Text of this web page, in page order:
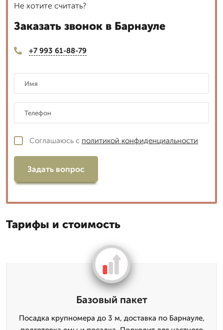
Не хотите считать?
Заказать звонок в Барнауле
+7 993 61-88-79
Соглашаюсь с политикой конфиденциальности
Задать вопрос
Тарифы и стоимость
Базовый пакет
Посадка крупномера до 3 м, доставка по Барнауле,